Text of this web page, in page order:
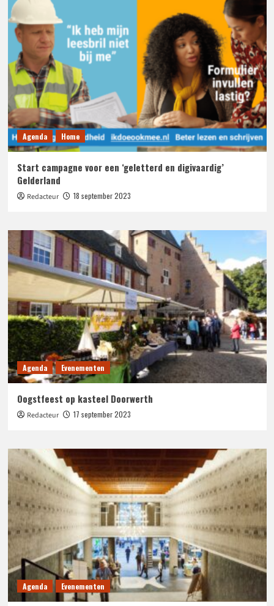
Agenda Home
Start campagne voor een ‘geletterd en digivaardig’
Gelderland
Redacteur 18 september 2023
Agenda Evenementen
Oogstfeest op kasteel Doorwerth
Redacteur 17 september 2023
Agenda Evenementen